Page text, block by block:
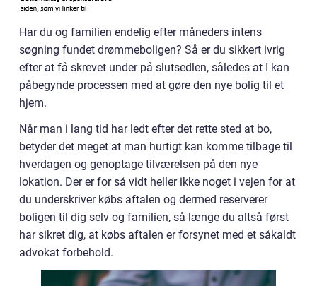
Har du og familien endelig efter måneders intens
søgning fundet drømmeboligen? Så er du sikkert ivrig
efter at få skrevet under på slutsedlen, således at I kan
påbegynde processen med at gøre den nye bolig til et
hjem.
Når man i lang tid har ledt efter det rette sted at bo,
betyder det meget at man hurtigt kan komme tilbage til
hverdagen og genoptage tilværelsen på den nye
lokation. Der er for så vidt heller ikke noget i vejen for at
du underskriver købs aftalen og dermed reserverer
boligen til dig selv og familien, så længe du altså først
har sikret dig, at købs aftalen er forsynet med et såkaldt
advokat forbehold.